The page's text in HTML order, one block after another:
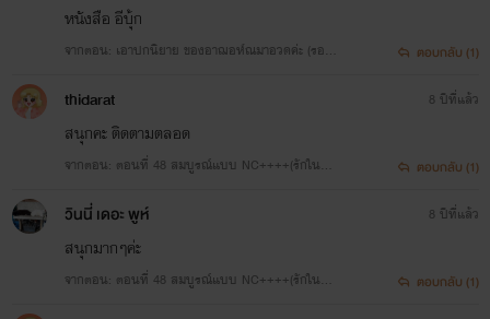
หนังสือ อีบุ้ก
จากตอน: เอาปกนิยาย ของอาฌอห์ณมาอวดค่ะ (รอลิ้
ตอบกลับ (1)
thidarat
สนุกคะ ติดตามตลอด
จากตอน: ตอนที่ 48 สมบูรณ์แบบ NC++++(รักในแบ
8 ปีที่แล้ว
ตอบกลับ (1)
วินนี่ เดอะ พูห์
สนุกมากๆค่ะ
จากตอน: ตอนที่ 48 สมบูรณ์แบบ NC++++(รักในแบ
8 ปีที่แล้ว
ตอบกลับ (1)